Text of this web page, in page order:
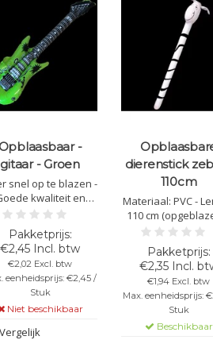
Opblaasbaar -
gitaar - Groen
snel op te blazen -
kwaliteit en
levering! - Kleur:
Groen
€2,45 Incl. btw
€2,02 Excl. btw
eenheidsprijs: €2,45 /
Stuk
Niet beschikbaar
Vergelijk
dierenstick
110cm
Materiaal: PVC -
110 cm
Makkelijk
dankzij het tuitje
€2,35 Incl.
€1,94 Excl. btw
Max. eenheidsprijs:
Stuk
Beschikbaar